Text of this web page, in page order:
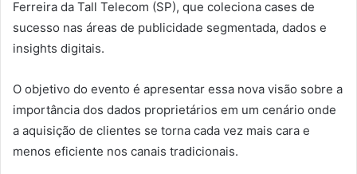
Ferreira da Tall Telecom (SP), que coleciona cases de
sucesso nas áreas de publicidade segmentada, dados e
insights digitais.
O objetivo do evento é apresentar essa nova visão sobre a
importância dos dados proprietários em um cenário onde
a aquisição de clientes se torna cada vez mais cara e
menos eficiente nos canais tradicionais.